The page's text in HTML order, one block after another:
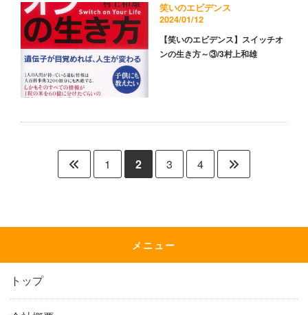
笑いのエビデンス
2024/01/12
【笑いのエビデンス】スイッチオ
ンの生き方～③/3村上和雄
1 2 3 4
メニュー
トップ